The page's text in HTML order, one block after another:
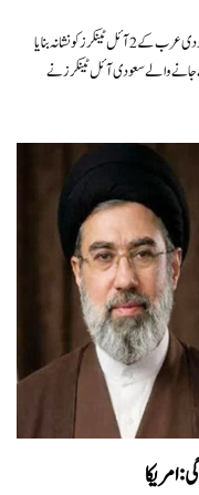
صنعا: یمن کی حوثی اکثریتی جماعت انصاراللہ نے دعویٰ کیا ہے کہ سعودی عرب کے 2 آئل ٹینکرز کو نشانہ بنایا
جانے والے سعودی آئل ٹینکرز نے
امریکا